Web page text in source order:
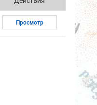
Просмотр